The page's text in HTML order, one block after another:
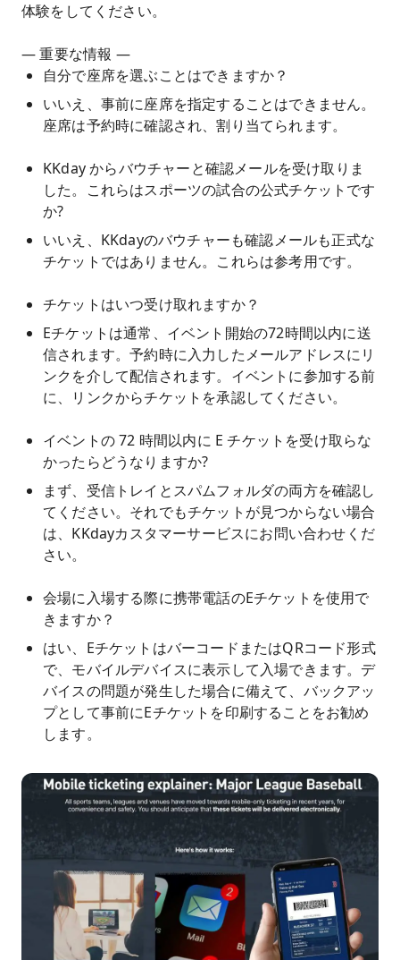
体験をしてください。
— 重要な情報 —
自分で座席を選ぶことはできますか？
いいえ、事前に座席を指定することはできません。
座席は予約時に確認され、割り当てられます。
KKday からバウチャーと確認メールを受け取りま
した。これらはスポーツの試合の公式チケットです
か?
いいえ、KKdayのバウチャーも確認メールも正式な
チケットではありません。これらは参考用です。
チケットはいつ受け取れますか？
Eチケットは通常、イベント開始の72時間以内に送
信されます。予約時に入力したメールアドレスにリ
ンクを介して配信されます。イベントに参加する前
に、リンクからチケットを承認してください。
イベントの 72 時間以内に E チケットを受け取らな
かったらどうなりますか?
まず、受信トレイとスパムフォルダの両方を確認し
てください。それでもチケットが見つからない場合
は、KKdayカスタマーサービスにお問い合わせくだ
さい。
会場に入場する際に携帯電話のEチケットを使用で
きますか？
はい、EチケットはバーコードまたはQRコード形式
で、モバイルデバイスに表示して入場できます。デ
バイスの問題が発生した場合に備えて、バックアッ
プとして事前にEチケットを印刷することをお勧め
します。